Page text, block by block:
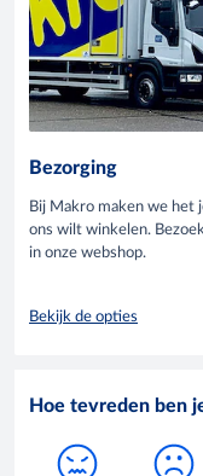
Bezorging
Bij Makro maken we het
ons wilt winkelen.
in onze webshop.
Bekijk de opties
Hoe tevreden ben